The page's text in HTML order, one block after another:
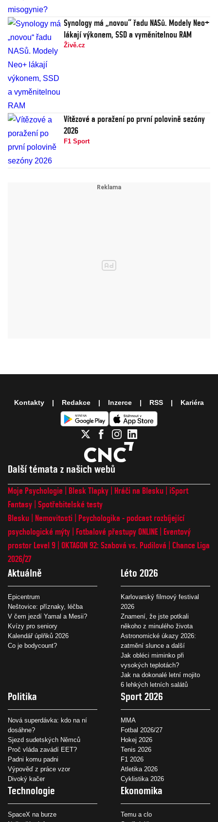
Synology má „novou“ řadu NASů. Modely Neo+
lákají výkonem, SSD a vyměnitelnou RAM
Živě.cz
Vítězové a poražení po první polovině sezóny
2026
F1 Sport
Další témata z našich webů
Moje Psychologie Blesk Tlapky Hráči na Blesku
iSport
Fantasy Spotřebitelské testy
Blesku
Nemovitosti
Psychologika - podcast rozbíjející
psychologické mýty
Fotbalové přestupy ONLINE
Eventový
prostor Level 9 OKTAGON 92: Szabová vs. Pudilová
Chance Liga
2026/27
Aktuálně
Epicentrum
Neštovice: příznaky, léčba
V čem jezdí Yamal a Mesii?
Kvízy pro seniory
Kalendář úplňků 2026
Co je bodycount?
Léto 2026
Karlovarský filmový festival
2026
Znamení, že jste potkali
někoho z minulého života
Astronomické úkazy 2026:
zatmění slunce a další
Jak obléci miminko při
vysokých teplotách?
Jak na dokonalé letní mojito
6 lehkých letních salátů
Politika
Nová superdávka: kdo na ní
dosáhne?
Sjezd sudetských Němců
Proč vláda zavádí EET?
Padni komu padni
Výpověď z práce vzor
Divoký kačer
Sport 2026
MMA
Fotbal 2026/27
Hokej 2026
Tenis 2026
F1 2026
Atletika 2026
Cyklistika 2026
Technologie
SpaceX na burze
Ekonomika
Temu a clo
Kontakty Redakce Inzerce RSS Kariéra